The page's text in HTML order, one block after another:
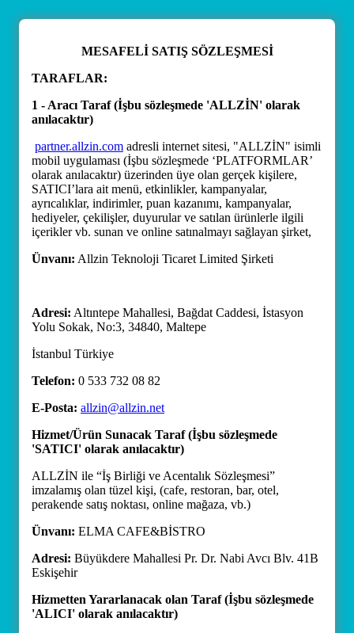
MESAFELİ SATIŞ SÖZLEŞMESİ
TARAFLAR:
1 - Aracı Taraf (İşbu sözleşmede 'ALLZİN' olarak
anılacaktır)
partner.allzin.com adresli internet sitesi, "ALLZİN" isimli
mobil uygulaması (İşbu sözleşmede ‘PLATFORMLAR’
olarak anılacaktır) üzerinden üye olan gerçek kişilere,
SATICI’lara ait menü, etkinlikler, kampanyalar,
ayrıcalıklar, indirimler, puan kazanımı, kampanyalar,
hediyeler, çekilişler, duyurular ve satılan ürünlerle ilgili
içerikler vb. sunan ve online satınalmayı sağlayan şirket,
Ünvanı: Allzin Teknoloji Ticaret Limited Şirketi
Adresi: Altıntepe Mahallesi, Bağdat Caddesi, İstasyon
Yolu Sokak, No:3, 34840, Maltepe
İstanbul Türkiye
Telefon: 0 533 732 08 82
E-Posta: allzin@allzin.net
Hizmet/Ürün Sunacak Taraf (İşbu sözleşmede
'SATICI' olarak anılacaktır)
ALLZİN ile “İş Birliği ve Acentalık Sözleşmesi”
imzalamış olan tüzel kişi, (cafe, restoran, bar, otel,
perakende satış noktası, online mağaza, vb.)
Ünvanı: ELMA CAFE&BİSTRO
Adresi: Büyükdere Mahallesi Pr. Dr. Nabi Avcı Blv. 41B
Eskişehir
Hizmetten Yararlanacak olan Taraf (İşbu sözleşmede
'ALICI' olarak anılacaktır)